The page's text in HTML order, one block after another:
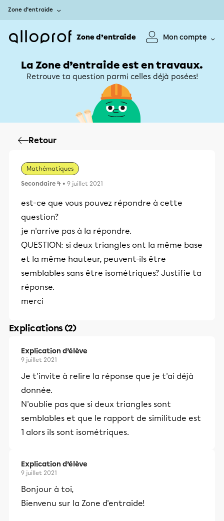
Zone d’entraide
Zone d’entraide Mon compte
La Zone d’entraide est en travaux.
Retrouve ta question parmi celles déjà posées!
Retour
Mathématiques
Secondaire 4 • 9 juillet 2021
est-ce que vous pouvez répondre à cette
question?
je n'arrive pas à la répondre.
QUESTION: si deux triangles ont la même base
et la même hauteur, peuvent-ils être
semblables sans être isométriques? Justifie ta
réponse.
merci
Explications (2)
Explication d’élève
9 juillet 2021
Je t'invite à relire la réponse que je t'ai déjà
donnée.
N'oublie pas que si deux triangles sont
semblables et que le rapport de similitude est
1 alors ils sont isométriques.
Explication d’élève
9 juillet 2021
Bonjour à toi,
Bienvenu sur la Zone d'entraide!